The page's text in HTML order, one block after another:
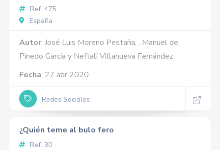
Ref. 475
España
Autor: José Luis Moreno Pestaña, , Manuel de
Pinedo García y Neftalí Villanueva Fernández
Fecha: 27 abr 2020
Redes Sociales
¿Quién teme al bulo fero
Ref. 30